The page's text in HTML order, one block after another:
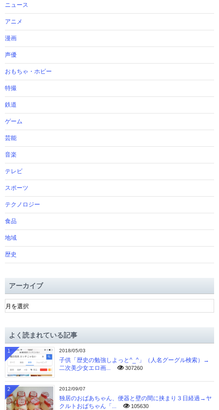
ニュース
アニメ
漫画
声優
おもちゃ・ホビー
特撮
鉄道
ゲーム
芸能
音楽
テレビ
スポーツ
テクノロジー
食品
地域
歴史
アーカイブ
ア
ー
ブよく読まれている記事
2018/05/03
子供「歴史の勉強しよっと^_^」（人名グーグル検索）→
二次美少女エロ画...
307260
1
2012/09/07
独居のおばあちゃん、便器と壁の間に挟まり３日経過→ヤ
クルトおばちゃん「...
105630
2